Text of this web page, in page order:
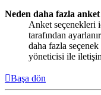
Neden daha fazla
Anket seçenekleri
tarafından
daha fazla
yöneticisi ile
Başa dön